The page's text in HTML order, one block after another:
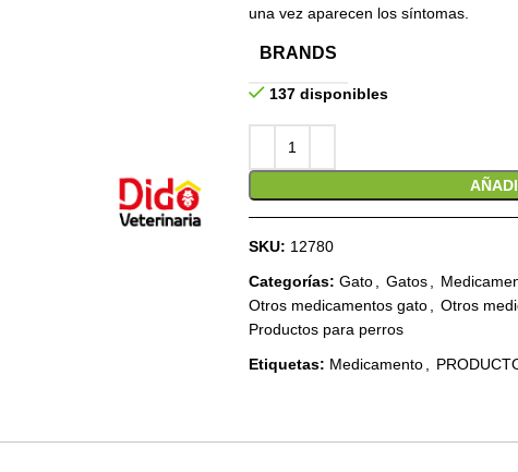
una vez aparecen los síntomas.
BRANDS
137 disponibles
SKU: 12780
Categorías: Gato Gatos
Otros medicamentos gato
Otros
Productos para perros
Etiquetas: Medicamento